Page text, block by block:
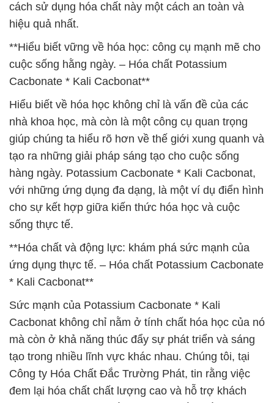
cách sử dụng hóa chất này một cách an toàn và
hiệu quả nhất.
**Hiểu biết vững về hóa học: công cụ mạnh mẽ cho
cuộc sống hằng ngày. – Hóa chất Potassium
Cacbonate * Kali Cacbonat**
Hiểu biết về hóa học không chỉ là vấn đề của các
nhà khoa học, mà còn là một công cụ quan trọng
giúp chúng ta hiểu rõ hơn về thế giới xung quanh và
tạo ra những giải pháp sáng tạo cho cuộc sống
hàng ngày. Potassium Cacbonate * Kali Cacbonat,
với những ứng dụng đa dạng, là một ví dụ điển hình
cho sự kết hợp giữa kiến thức hóa học và cuộc
sống thực tế.
**Hóa chất và động lực: khám phá sức mạnh của
ứng dụng thực tế. – Hóa chất Potassium Cacbonate
* Kali Cacbonat**
Sức mạnh của Potassium Cacbonate * Kali
Cacbonat không chỉ nằm ở tính chất hóa học của nó
mà còn ở khả năng thúc đẩy sự phát triển và sáng
tạo trong nhiều lĩnh vực khác nhau. Chúng tôi, tại
Công ty Hóa Chất Đắc Trường Phát, tin rằng việc
đem lại hóa chất chất lượng cao và hỗ trợ khách